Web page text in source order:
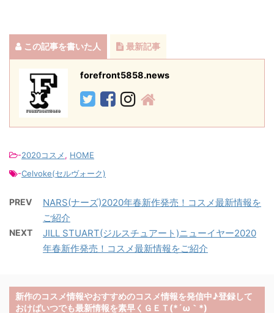
この記事を書いた人 最新記事
forefront5858.news
-2020コスメ, HOME
-Celvoke(セルヴォーク)
PREV
NARS(ナーズ)2020年春新作発売！コスメ最新情報を
ご紹介
NEXT
JILL STUART(ジルスチュアート)ニューイヤー2020
年春新作発売！コスメ最新情報をご紹介
新作のコスメ情報やおすすめのコスメ情報を発信中♪登録して
おけばいつでも最新情報を素早くＧＥＴ(*´ω｀*)